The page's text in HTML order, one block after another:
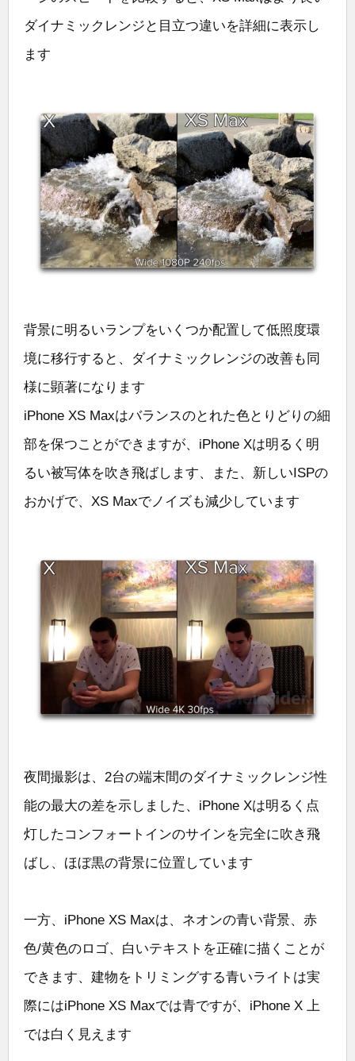
ダイナミックレンジと目立つ違いを詳細に表示し
ます
背景に明るいランプをいくつか配置して低照度環
境に移行すると、ダイナミックレンジの改善も同
様に顕著になります
iPhone XS Maxはバランスのとれた色とりどりの細
部を保つことができますが、iPhone Xは明るく明
るい被写体を吹き飛ばします、また、新しいISPの
おかげで、XS Maxでノイズも減少しています
夜間撮影は、2台の端末間のダイナミックレンジ性
能の最大の差を示しました、iPhone Xは明るく点
灯したコンフォートインのサインを完全に吹き飛
ばし、ほぼ黒の背景に位置しています
一方、iPhone XS Maxは、ネオンの青い背景、赤
色/黄色のロゴ、白いテキストを正確に描くことが
できます、建物をトリミングする青いライトは実
際にはiPhone XS Maxでは青ですが、iPhone X 上
では白く見えます